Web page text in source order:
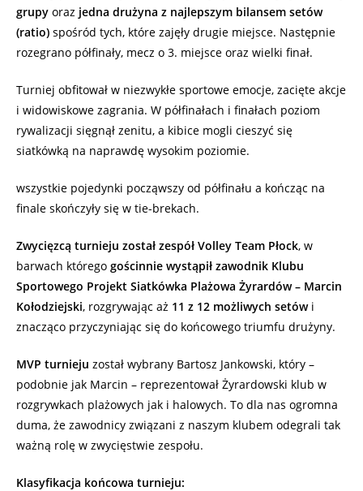
grupy oraz jedna drużyna z najlepszym bilansem setów
(ratio) spośród tych, które zajęły drugie miejsce. Następnie
rozegrano półfinały, mecz o 3. miejsce oraz wielki finał.
Turniej obfitował w niezwykłe sportowe emocje, zacięte akcje
i widowiskowe zagrania. W półfinałach i finałach poziom
rywalizacji sięgnął zenitu, a kibice mogli cieszyć się
siatkówką na naprawdę wysokim poziomie.
wszystkie pojedynki począwszy od półfinału a kończąc na
finale skończyły się w tie-brekach.
Zwycięzcą turnieju został zespół Volley Team Płock, w
barwach którego gościnnie wystąpił zawodnik Klubu
Sportowego Projekt Siatkówka Plażowa Żyrardów – Marcin
Kołodziejski, rozgrywając aż 11 z 12 możliwych setówi
znacząco przyczyniając się do końcowego triumfu drużyny.
MVP turnieju został wybrany Bartosz Jankowski, który –
podobnie jak Marcin – reprezentował Żyrardowski klub w
rozgrywkach plażowych jak i halowych. To dla nas ogromna
duma, że zawodnicy związani z naszym klubem odegrali tak
ważną rolę w zwycięstwie zespołu.
Klasyfikacja końcowa turnieju: